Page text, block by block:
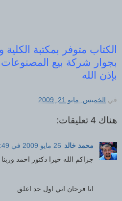
الكتاب متوفر بمكتبة
بإذن الله
في الخميس, مايو 21, 2009
هناك 4 تعليقات:
محمد خالد 25 مايو 2009 في 3:49 م
جزاكم الله خيرا دكتور احمد
انا فرحان اني اول حد اعلق